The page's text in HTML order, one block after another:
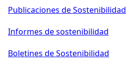
Publicaciones de Sostenibilidad
Informes de sostenibilidad
Boletines de Sostenibilidad